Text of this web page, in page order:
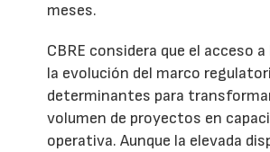
meses.
CBRE considera que el acceso
la evolución del marco
determinantes para
volumen de proyectos en
operativa. Aunque la elevada